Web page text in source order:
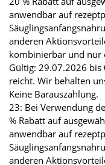
anwendbar auf
anderen
kombinierbar und nur
Gültig: 29.07.2026
reicht. Wir behalten
Keine Barauszahlung.
23: Bei Verwendung
% Rabatt auf
anwendbar auf
anderen